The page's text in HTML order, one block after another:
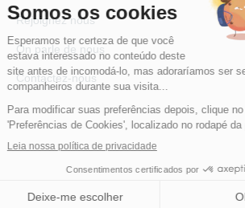
Rejoignez nous
On parle de nous
Contactez-nous